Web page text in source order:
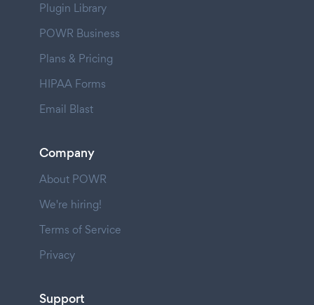
Plugin Library
POWR Business
Plans & Pricing
HIPAA Forms
Email Blast
Company
About POWR
We're hiring!
Terms of Service
Privacy
Support